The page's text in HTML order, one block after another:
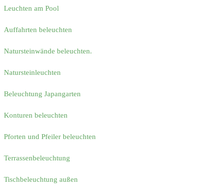
Leuchten am Pool
Auffahrten beleuchten
Natursteinwände beleuchten.
Natursteinleuchten
Beleuchtung Japangarten
Konturen beleuchten
Pforten und Pfeiler beleuchten
Terrassenbeleuchtung
Tischbeleuchtung außen